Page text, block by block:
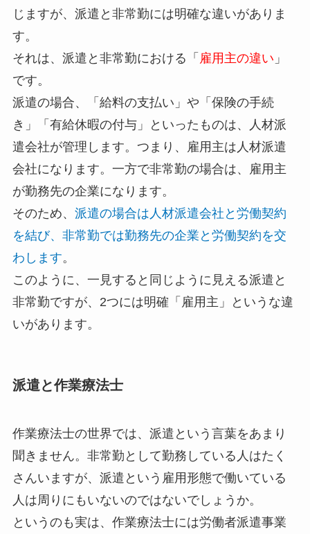
じますが、派遣と非常勤には明確な違いがありま
す。
それは、派遣と非常勤における「 雇用主の違い 」
です。
派遣の場合、「給料の支払い」や「保険の手続
き」「有給休暇の付与」といったものは、人材派
遣会社が管理します。つまり、雇用主は人材派遣
会社になります。一方で非常勤の場合は、雇用主
が勤務先の企業になります。
そのため、 派遣の場合は人材派遣会社と労働契約
を結び、非常勤では勤務先の企業と労働契約を交
わします。
このように、一見すると同じように見える派遣と
非常勤ですが、2つには明確「雇用主」というな違
いがあります。
派遣と作業療法士
作業療法士の世界では、派遣という言葉をあまり
聞きません。非常勤として勤務している人はたく
さんいますが、派遣という雇用形態で働いている
人は周りにもいないのではないでしょうか。
というのも実は、作業療法士には労働者派遣事業